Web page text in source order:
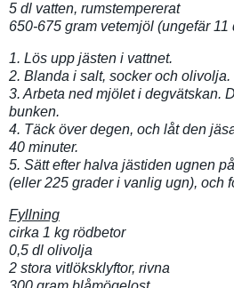
5 dl vatten, rumstempererat
650-675 gram vetemjöl (ungefär 11
1. Lös upp jästen i vattnet.
2. Blanda i salt, socker och olivolja.
3. Arbeta ned mjölet i degvätskan.
bunken.
4. Täck över degen, och låt den
40 minuter.
5. Sätt efter halva jästiden ugnen
(eller 225 grader i vanlig ugn), och
Fyllning
cirka 1 kg rödbetor
0,5 dl olivolja
2 stora vitlöksklyftor, rivna